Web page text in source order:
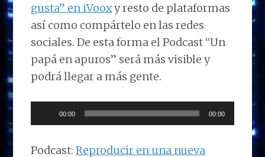
gusta” en iVooxy resto de plataformas
así como compártelo en las redes
sociales. De esta forma el Podcast “Un
papá en apuros” será más visible y
podrá llegar a más gente.
Reproductor
de
audio
00:00 00:00
Podcast:Reproducir en una nueva